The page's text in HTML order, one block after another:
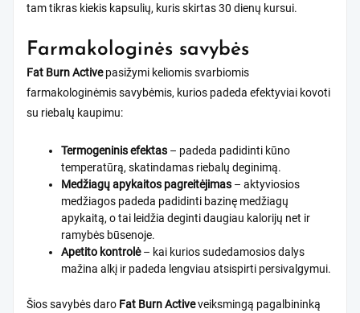
tam tikras kiekis kapsulių, kuris skirtas 30 dienų kursui.
Farmakologinės savybės
Fat Burn Activepasižymi keliomis svarbiomis
farmakologinėmis savybėmis, kurios padeda efektyviai kovoti
su riebalų kaupimu:
Termogeninis efektas – padeda padidinti kūno
temperatūrą, skatindamas riebalų deginimą.
Medžiagų apykaitos pagreitėjimas – aktyviosios
medžiagos padeda padidinti bazinę medžiagų
apykaitą, o tai leidžia deginti daugiau kalorijų net ir
ramybės būsenoje.
Apetito kontrolė– kai kurios sudedamosios dalys
mažina alkį ir padeda lengviau atsispirti persivalgymui.
Šios savybės daro Fat Burn Activeveiksmingą pagalbininką